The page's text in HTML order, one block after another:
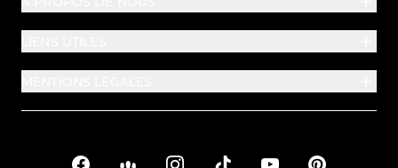
FacebookFacebook Groups
InstagramTikTok YouTubePinterest